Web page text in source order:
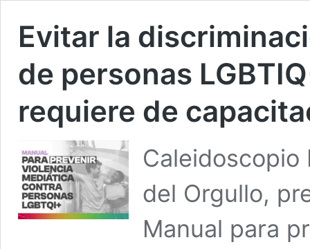
Evitar la
de personas
requiere de
Caleidoscopio
del Orgullo,
Manual para